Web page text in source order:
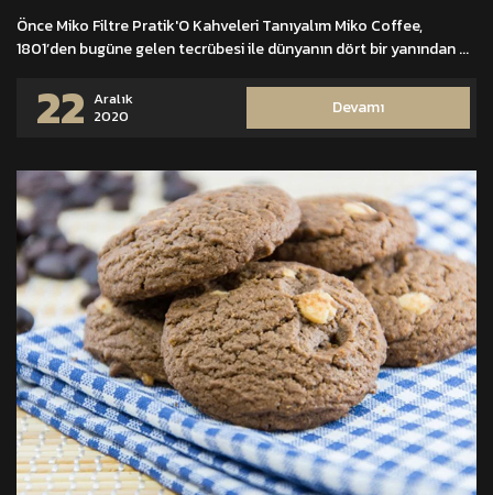
Önce Miko Filtre Pratik'O Kahveleri Tanıyalım Miko Coffee,
1801’den bugüne gelen tecrübesi ile dünyanın dört bir yanından ...
22 Aralık
2020
Devamı